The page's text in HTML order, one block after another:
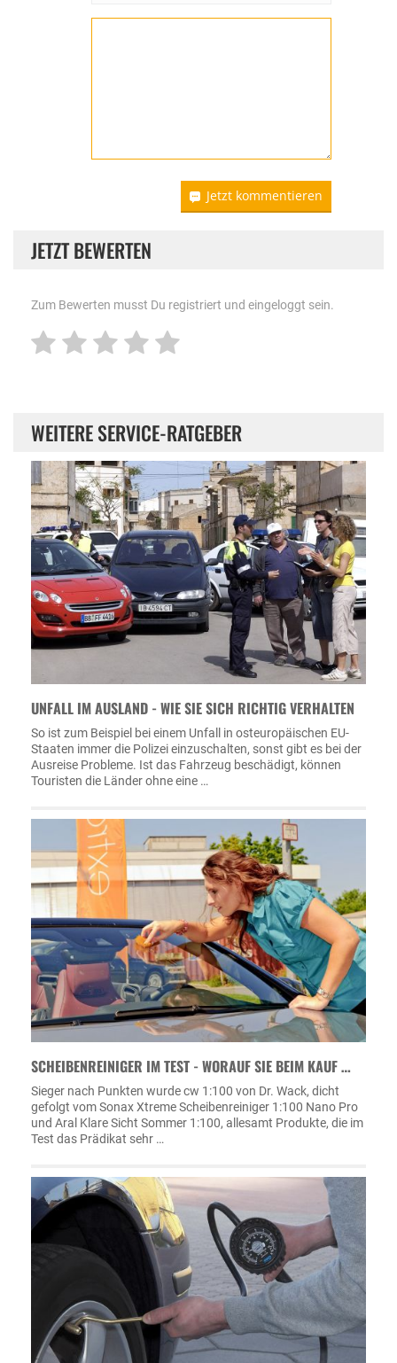
Jetzt kommentieren
JETZT BEWERTEN
Zum Bewerten musst Du registriert und eingeloggt sein.
WEITERE SERVICE-RATGEBER
UNFALL IM AUSLAND - WIE SIE SICH RICHTIG VERHALTEN
So ist zum Beispiel bei einem Unfall in osteuropäischen EU-
Staaten immer die Polizei einzuschalten, sonst gibt es bei der
Ausreise Probleme. Ist das Fahrzeug beschädigt, können
Touristen die Länder ohne eine …
SCHEIBENREINIGER IM TEST - WORAUF SIE BEIM KAUF …
Sieger nach Punkten wurde cw 1:100 von Dr. Wack, dicht
gefolgt vom Sonax Xtreme Scheibenreiniger 1:100 Nano Pro
und Aral Klare Sicht Sommer 1:100, allesamt Produkte, die im
Test das Prädikat sehr …